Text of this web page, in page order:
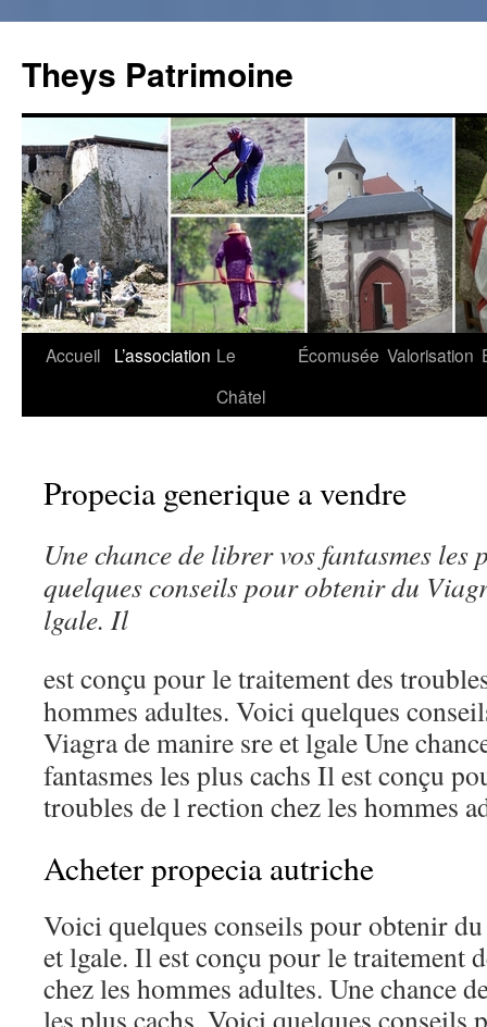
Theys Patrimoine
Aller
Accueil L’association Le
Châtel
Écomusée Valorisation
Propecia generique a vendre
Une chance de librer vos fantasmes les
quelques conseilspour obtenirdu
lgale. Il
est conçu pour letraitement des
hommes adultes. Voici quelques
Viagra de manire sre et lgale Une
fantasmes les plus cachs Il est conçu
troubles de l rection chez les hommes
Acheter propecia autriche
Voici quelques conseils pour obtenir
et lgale. Il est conçu pour le traitement
chez les hommes adultes. Une chance
les plus cachs. Voici quelques conseils